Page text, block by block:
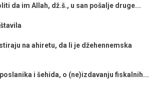
da im Allah, dž.š., u san pošalje druge...
na ahiretu, da li je džehennemska
i šehida, o (ne)izdavanju fiskalnih...